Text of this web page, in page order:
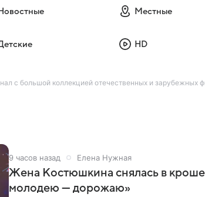
Местные
HD
с большой коллекцией отечественных и
9 часов назад Елена Нужная
Жена Костюшкина снялась в
молодею — дорожаю»